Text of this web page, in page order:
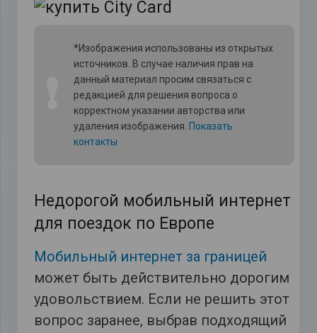
*Изображения использованы из открытых
источников. В случае наличия прав на
данный материал просим связаться с
редакцией для решения вопроса о
корректном указании авторства или
удаления изображения. Показать
контакты
Недорогой мобильный интернет
для поездок по Европе
Мобильный интернет за границей
может быть действительно дорогим
удовольствием. Если не решить этот
вопрос заранее, выбрав подходящий